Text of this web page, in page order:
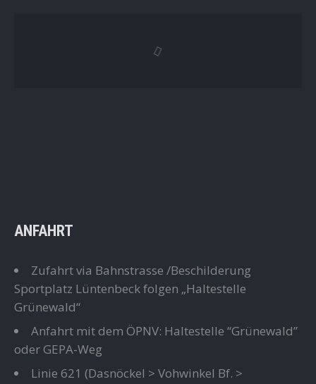
ANFAHRT
Zufahrt via Bahnstrasse /Beschilderung
Sportplatz Lüntenbeck folgen „Haltestelle
Grünewald“
Anfahrt mit dem ÖPNV: Haltestelle “Grünewald”
oder GEPA-Weg
Linie 621 (Dasnöckel > Vohwinkel Bf. >